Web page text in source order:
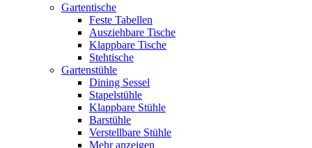
Gartentische
Feste Tabellen
Ausziehbare Tische
Klappbare Tische
Stehtische
Gartenstühle
Dining Sessel
Stapelstühle
Klappbare Stühle
Barstühle
Verstellbare Stühle
Mehr anzeigen